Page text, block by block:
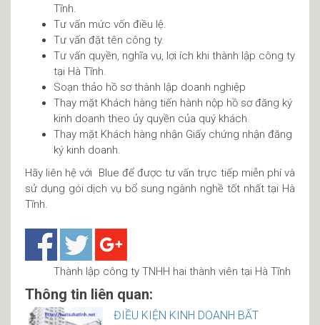
Tĩnh.
Tư vấn mức vốn điều lệ.
Tư vấn đặt tên công ty.
Tư vấn quyền, nghĩa vụ, lợi ích khi thành lập công ty
tại Hà Tĩnh.
Soạn thảo hồ sơ thành lập doanh nghiệp
Thay mặt Khách hàng tiến hành nộp hồ sơ đăng ký
kinh doanh theo ủy quyền của quý khách.
Thay mặt Khách hàng nhận Giấy chứng nhận đăng
ký kinh doanh.
Hãy liên hệ với Blue để được tư vấn trực tiếp miễn phí và
sử dụng gói dịch vụ bổ sung ngành nghề tốt nhất tại Hà
Tĩnh.
Thành lập công ty TNHH hai thành viên tại Hà Tĩnh
Thông tin liên quan:
ĐIỀU KIỆN KINH DOANH BẤT